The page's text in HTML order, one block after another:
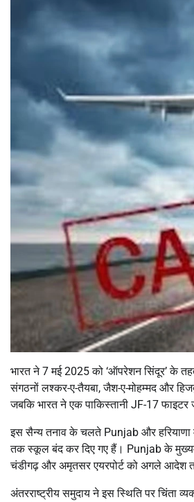
भारत ने 7 मई 2025 को ‘ऑपरेशन सिंदूर’ के
संगठनों लश्कर-ए-तैयबा, जैश-ए-मोहम्मद और
जबकि भारत ने एक पाकिस्तानी JF-17 फाइटर
इस सैन्य तनाव के चलते Punjab और हरियाणा
तक स्कूल बंद कर दिए गए हैं। Punjab के
चंडीगढ़ और अमृतसर एयरपोर्ट को अगले आदेश
अंतरराष्ट्रीय समुदाय ने इस स्थिति पर चिंता